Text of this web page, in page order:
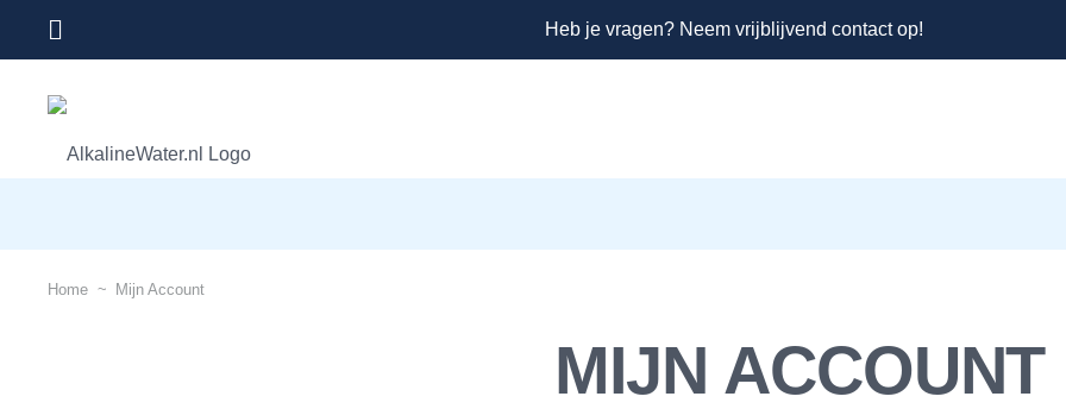
Heb je vragen? Neem vrijblijvend contact op!
Home ~ Mijn Account
MIJN ACCOUNT